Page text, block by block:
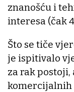
znanošću i
interesa (čak
Što se tiče
je ispitivalo
za rak
komercijalnih